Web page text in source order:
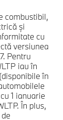
combustibil,
şi
cu
versiunea
Pentru
iau în
în
1 ianuarie
În plus,